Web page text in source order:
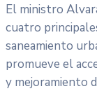
El ministro
cuatro
saneamiento
promueve el
y mejoramiento